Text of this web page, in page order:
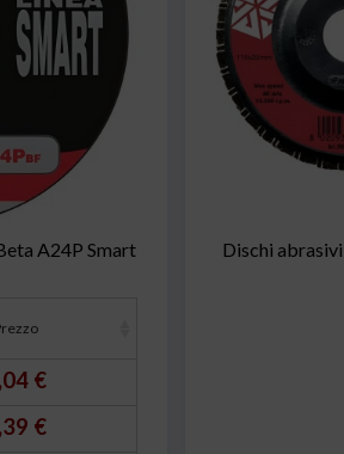
A24P Smart
€
€
Dischi